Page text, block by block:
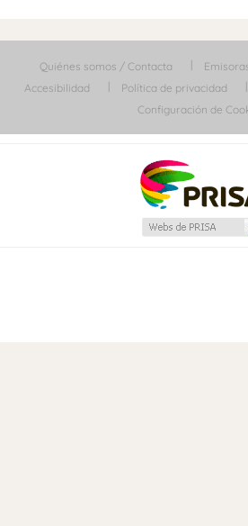
Quiénes somos / Contacta
Accesibilidad
Política de privacidad
Configuración de